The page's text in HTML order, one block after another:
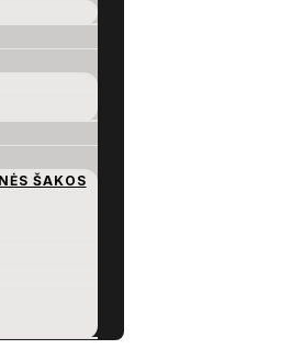
ŠAKOS